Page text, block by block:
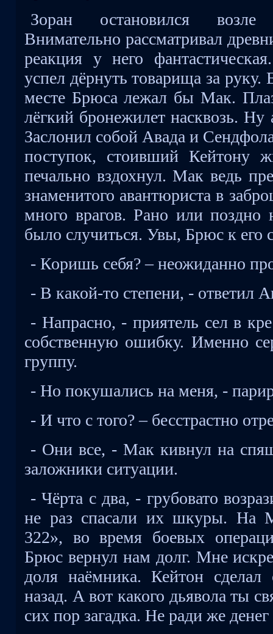
Зоран остановился возле
Внимательно рассматривал
реакция у него
успел дёрнуть товарища за руку.
месте Брюса лежал бы Мак.
лёгкий бронежилет насквозь.
Заслонил собой Авада и
поступок, стоивший Кейтону
печально вздохнул. Мак ведь
знаменитого авантюриста в
много врагов. Рано или поздно
было случиться. Увы, Брюс к его
- Коришь себя? – неожиданно
- В какой-то степени, - ответил
- Напрасно, - приятель сел в
собственную ошибку. Именно
группу.
- Но покушались на меня, -
- И что с того? – бесстрастно
- Они все, - Мак кивнул на
заложники ситуации.
- Чёрта с два, - грубовато
не раз спасали их шкуры. На
322», во время боевых
Брюс вернул нам долг. Мне
доля наёмника. Кейтон
назад. А вот какого дьявола ты
сих пор загадка. Не ради же